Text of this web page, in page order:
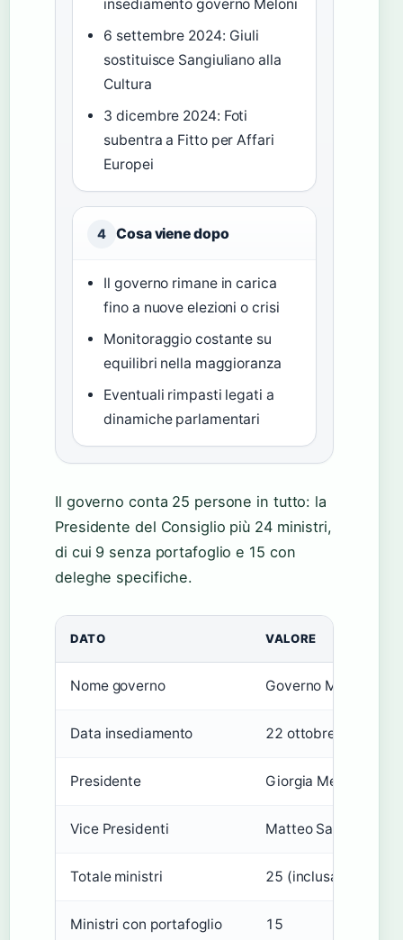
insediamento governo Meloni
6 settembre 2024: Giuli
sostituisce Sangiuliano alla
Cultura
3 dicembre 2024: Foti
subentra a Fitto per Affari
Europei
4 Cosa viene dopo
Il governo rimane in carica
fino a nuove elezioni o crisi
Monitoraggio costante su
equilibri nella maggioranza
Eventuali rimpasti legati a
dinamiche parlamentari
Il governo conta 25 persone in tutto: la
Presidente del Consiglio più 24 ministri,
di cui 9 senza portafoglio e 15 con
deleghe specifiche.
DATO VALORE
Nome governo Governo Meloni
Data insediamento 22 ottobre 2022
Presidente Giorgia Meloni
Vice Presidenti Matteo Salvini,
Totale ministri 25 (inclusa la
Ministri con portafoglio 15